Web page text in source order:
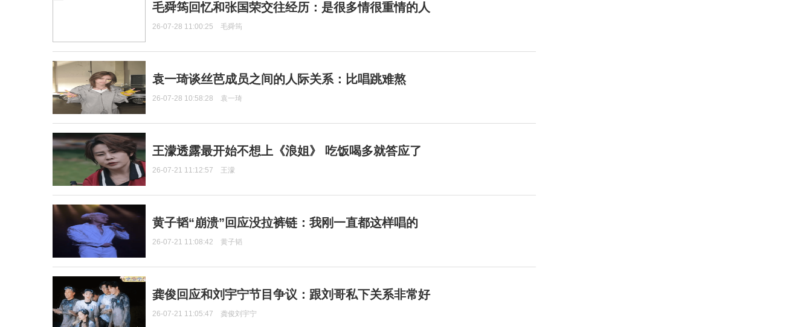
毛舜筠回忆和张国荣交往经历：是很多情很重情的人
26-07-28 11:00:25 毛舜筠
袁一琦谈丝芭成员之间的人际关系：比唱跳难熬
26-07-28 10:58:28 袁一琦
王濛透露最开始不想上《浪姐》 吃饭喝多就答应了
26-07-21 11:12:57 王濛
黄子韬“崩溃”回应没拉裤链：我刚一直都这样唱的
26-07-21 11:08:42 黄子韬
龚俊回应和刘宇宁节目争议：跟刘哥私下关系非常好
26-07-21 11:05:47 龚俊刘宇宁